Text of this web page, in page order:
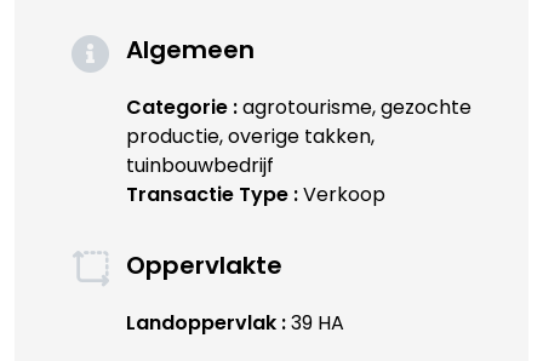
Algemeen
Categorie :agrotourisme, gezochte
productie, overige takken,
tuinbouwbedrijf
Transactie Type :Verkoop
Oppervlakte
Landoppervlak :39 HA